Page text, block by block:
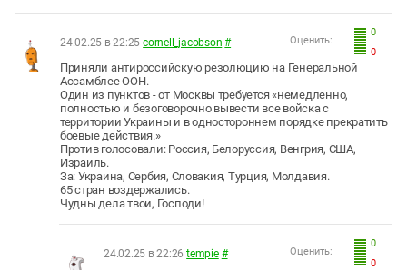
0
0
Оценить:
24.02.25 в 22:25 cornell_jacobson #
Приняли антироссийскую резолюцию на Генеральной
Ассамблее ООН.
Один из пунктов - от Москвы требуется «немедленно,
полностью и безоговорочно вывести все войска с
территории Украины и в одностороннем порядке прекратить
боевые действия.»
Против голосовали: Россия, Белоруссия, Венгрия, США,
Израиль.
За: Украина, Сербия, Словакия, Турция, Молдавия.
65 стран воздержались.
Чудны дела твои, Господи!
0
0
Оценить:
24.02.25 в 22:26 tempie #